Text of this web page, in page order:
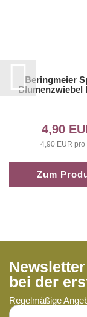
Beringmeier
Blumenzwiebel
4,90
4,90 EUR pro
Zum
bei der
Regelmäßige